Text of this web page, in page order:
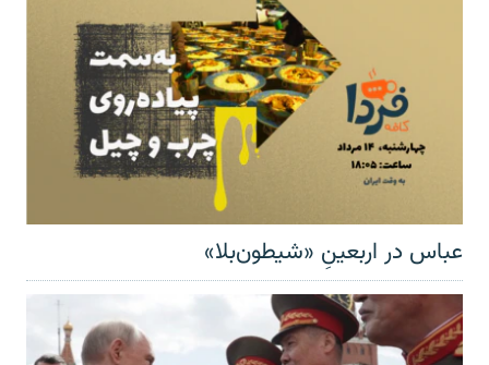
عباس در اربعینِ «شیطون‌بلا»